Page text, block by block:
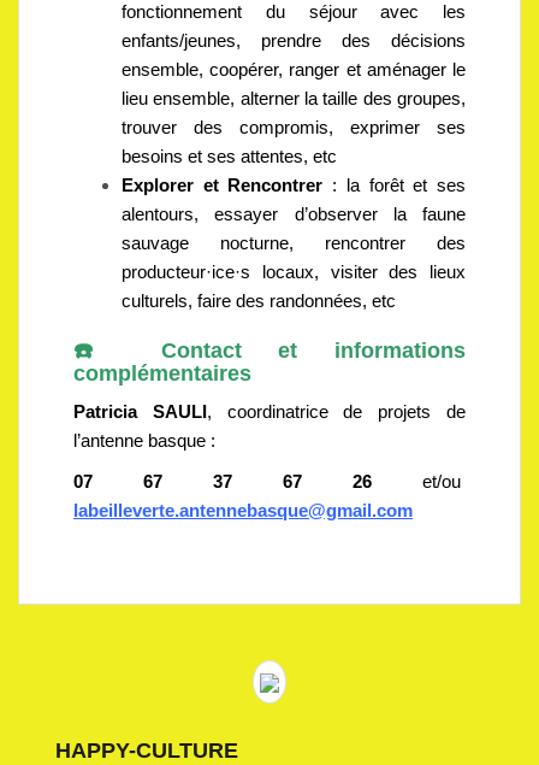
fonctionnement du séjour avec les
enfants/jeunes, prendre des décisions
ensemble, coopérer, ranger et aménager le
lieu ensemble, alterner la taille des groupes,
trouver des compromis, exprimer ses
besoins et ses attentes, etc
Explorer et Rencontrer : la forêt et ses
alentours, essayer d’observer la faune
sauvage nocturne, rencontrer des
producteur·ice·s locaux, visiter des lieux
culturels, faire des randonnées, etc
☎️ Contact et informations
complémentaires
Patricia SAULI, coordinatrice de projets de
l’antenne basque :
07 67 37 67 26 et/ou
labeilleverte.antennebasque@gmail.com
HAPPY-CULTURE